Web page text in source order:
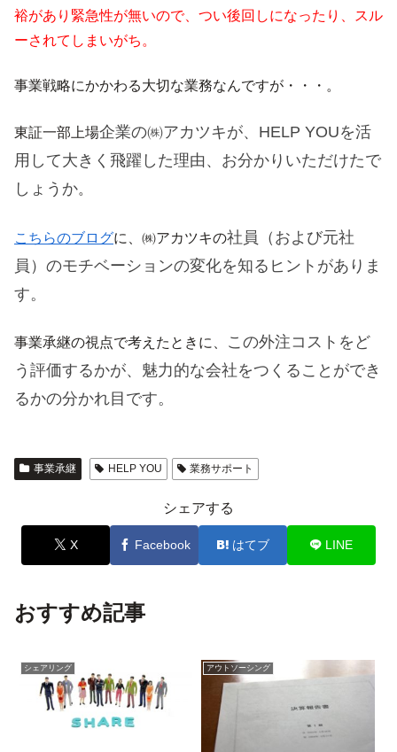
裕があり緊急性が無いので、つい後回しになったり、スル
ーされてしまいがち。
事業戦略にかかわる大切な業務なんですが・・・。
東証一部上場企業の㈱アカツキが、HELP YOUを活
用して大きく飛躍した理由、お分かりいただけたで
しょうか。
こちらのブログに、㈱アカツキの社員（および元社
員）のモチベーションの変化を知るヒントがありま
す。
事業承継の視点で考えたときに、
この外注コストをど
う評価するかが、魅力的な会社をつくることができ
るかの分かれ目です。
事業承継 HELP YOU 業務サポート
シェアする
X Facebook はてブ LINE
おすすめ記事
シェアリング アウトソーシング